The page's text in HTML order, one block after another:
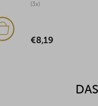
(24x)
€16,11